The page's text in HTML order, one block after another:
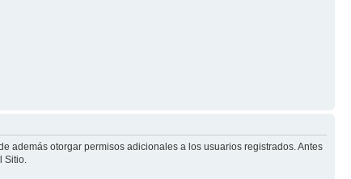
además otorgar permisos adicionales a los usuarios registrados. Antes
Sitio.